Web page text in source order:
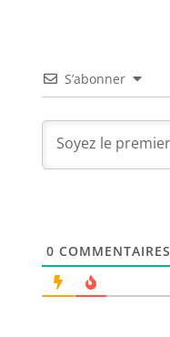
S’abonner
0 COMMENTAIRES